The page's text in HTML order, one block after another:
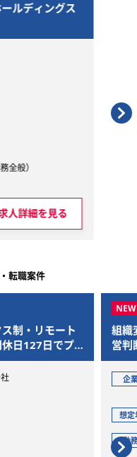
ルディングス
全般）
人詳細を見る
勤務
転職案件
制・リモート
日127日でプ
組織
営判
企
想定
勤